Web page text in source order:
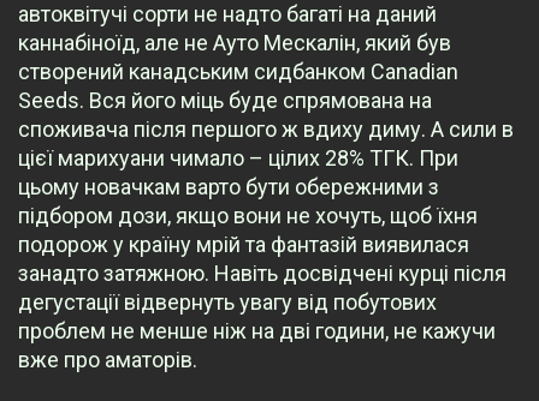
автоквітучі сорти не надто багаті на даний
каннабіноїд, але не Ауто Мескалін, який був
створений канадським сидбанком Canadian
Seeds. Вся його міць буде спрямована на
споживача після першого ж вдиху диму. А сили в
цієї марихуани чимало – цілих 28% ТГК. При
цьому новачкам варто бути обережними з
підбором дози, якщо вони не хочуть, щоб їхня
подорож у країну мрій та фантазій виявилася
занадто затяжною. Навіть досвідчені курці після
дегустації відвернуть увагу від побутових
проблем не менше ніж на дві години, не кажучи
вже про аматорів.